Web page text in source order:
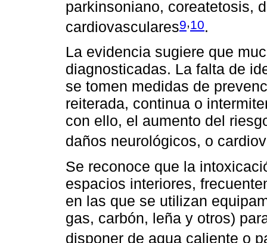
parkinsoniano, coreatetosis,
cardiovasculares9,10.
La evidencia sugiere que
diagnosticadas. La falta de
se tomen medidas de
reiterada, continua o
con ello, el aumento del
daños neurológicos, o
Se reconoce que la
espacios interiores,
en las que se utilizan
gas, carbón, leña y otros)
disponer de agua caliente o